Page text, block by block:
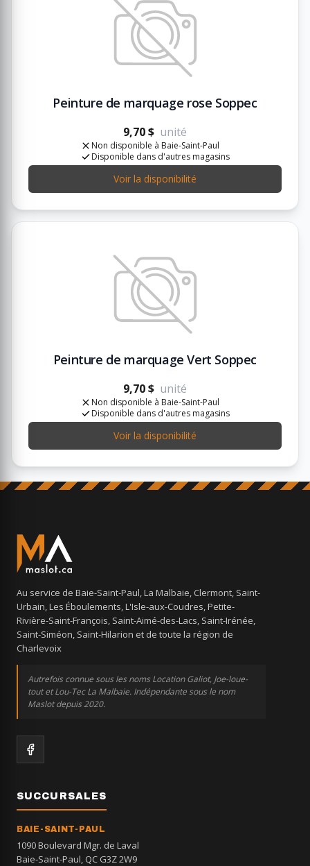
Peinture de marquage rose Soppec
9,70 $ unité
Non disponible à Baie-Saint-Paul
Disponible dans d'autres magasins
Voir la disponibilité
Peinture de marquage Vert Soppec
9,70 $ unité
Non disponible à Baie-Saint-Paul
Disponible dans d'autres magasins
Voir la disponibilité
Au service de Baie-Saint-Paul, La Malbaie, Clermont, Saint-
Urbain, Les Éboulements, L'Isle-aux-Coudres, Petite-
Rivière-Saint-François, Saint-Aimé-des-Lacs, Saint-Irénée,
Saint-Siméon, Saint-Hilarion et de toute la région de
Charlevoix
Autrefois connue sous les noms Location Galiot, Joe-loue-
tout et Lou-Tec La Malbaie. Indépendante sous le nom
Maslot depuis 2020.
SUCCURSALES
BAIE-SAINT-PAUL
1090 Boulevard Mgr. de Laval
Baie-Saint-Paul, QC G3Z 2W9